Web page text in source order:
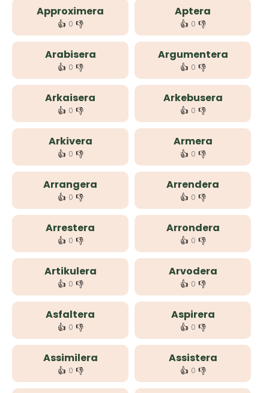
Approximera
👍 0 👎
Aptera
👍 0 👎
Arabisera
👍 0 👎
Argumentera
👍 0 👎
Arkaisera
👍 0 👎
Arkebusera
👍 0 👎
Arkivera
👍 0 👎
Armera
👍 0 👎
Arrangera
👍 0 👎
Arrendera
👍 0 👎
Arrestera
👍 0 👎
Arrondera
👍 0 👎
Artikulera
👍 0 👎
Arvodera
👍 0 👎
Asfaltera
👍 0 👎
Aspirera
👍 0 👎
Assimilera
👍 0 👎
Assistera
👍 0 👎